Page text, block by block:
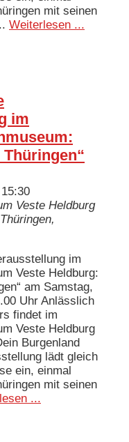
mit seinen
Weiterlesen ...
im
15:30
Veste Heldburg
im
Veste Heldburg:
am Samstag,
Uhr Anlässlich
findet im
Veste Heldburg
Burgenland
lädt gleich
ein, einmal
mit seinen
...